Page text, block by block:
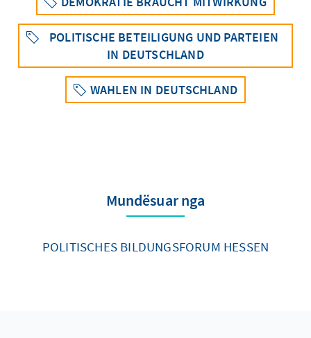
POLITISCHE BETEILIGUNG UND PARTEIEN
IN DEUTSCHLAND
WAHLEN IN DEUTSCHLAND
Mundësuar nga
POLITISCHES BILDUNGSFORUM HESSEN